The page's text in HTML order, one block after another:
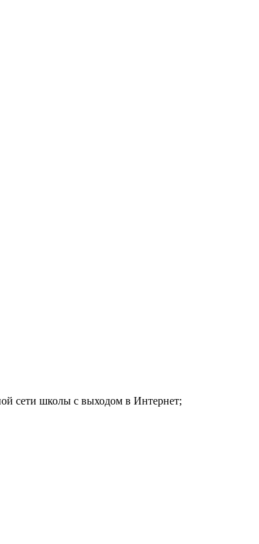
сети школы с выходом в Интернет;